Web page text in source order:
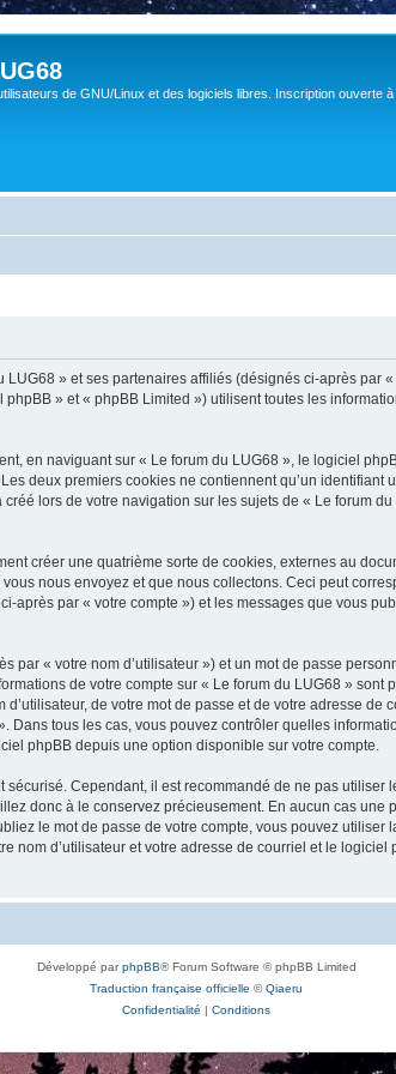
de GNU/Linux et des logiciels libres. Inscription ouverte à
» et ses partenaires affiliés (désignés ci-après par
» et « phpBB Limited ») utilisent toutes les
en naviguant sur « Le forum du LUG68 », le logiciel
deux premiers cookies ne contiennent qu’un
lors de votre navigation sur les sujets de « Le forum
créer une quatrième sorte de cookies, externes au
nous envoyez et que nous collectons. Ceci peut
après par « votre compte ») et les messages que vous
par « votre nom d’utilisateur ») et un mot de passe
de votre compte sur « Le forum du LUG68 »
de votre mot de passe et de votre adresse
tous les cas, vous pouvez contrôler quelles
phpBB depuis une option disponible sur votre compte.
Cependant, il est recommandé de ne pas
donc à le conservez précieusement. En aucun cas
le mot de passe de votre compte, vous pouvez
nom d’utilisateur et votre adresse de courriel et le
Développé parphpBB® Forum Software © phpBB Limited
Traduction française officielle ©Qiaeru
Confidentialité | Conditions